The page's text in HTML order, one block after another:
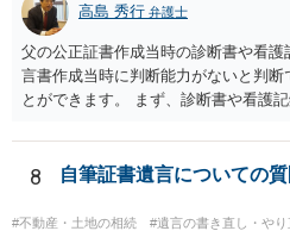
高島 秀行 弁護士
父の公正証書作成当時の診断書や看
言書作成当時に判断能力がないと判
とができます。 まず、診断書や看護
いと思います。
8 自筆証書遺言についての
#不動産・土地の相続 #遺言の書き直し・やり